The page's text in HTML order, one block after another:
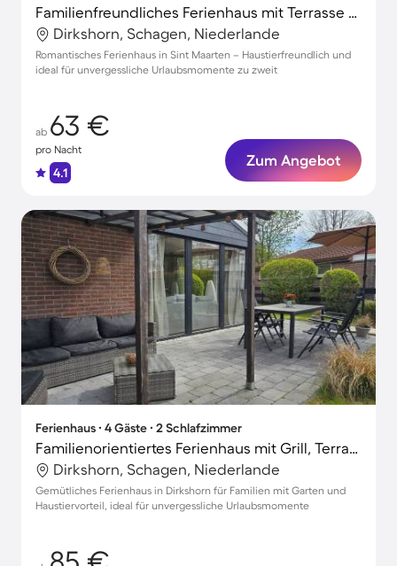
Familienfreundliches Ferienhaus mit Terrasse und Garten | Hunde erlaubt
Dirkshorn, Schagen, Niederlande
Romantisches Ferienhaus in Sint Maarten – Haustierfreundlich und
ideal für unvergessliche Urlaubsmomente zu zweit
ab 63 €
pro Nacht
4.1
Zum Angebot
Ferienhaus ∙ 4 Gäste ∙ 2 Schlafzimmer
Familienorientiertes Ferienhaus mit Grill, Terrasse und Garten | Haustiere erlaubt
Dirkshorn, Schagen, Niederlande
Gemütliches Ferienhaus in Dirkshorn für Familien mit Garten und
Haustiervorteil, ideal für unvergessliche Urlaubsmomente